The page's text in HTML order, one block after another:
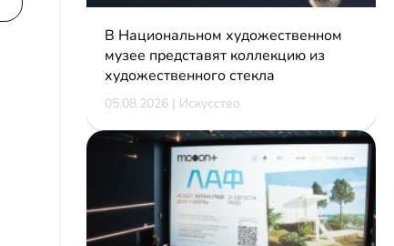
В Национальном художественном
музее представят коллекцию из
художественного стекла
05.08.2026 | Искусство